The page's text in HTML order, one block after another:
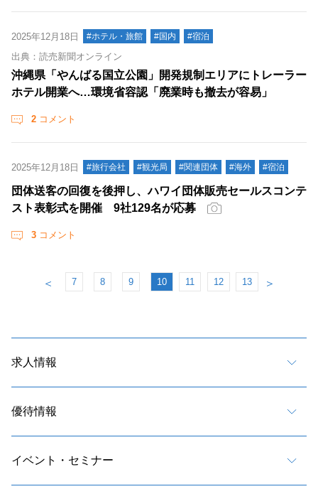
2025年12月18日 #ホテル・旅館 #国内 #宿泊
出典：読売新聞オンライン
沖縄県「やんばる国立公園」開発規制エリアにトレーラー
ホテル開業へ…環境省容認「廃業時も撤去が容易」
2 コメント
2025年12月18日 #旅行会社 #観光局 #関連団体 #海外 #宿泊
団体送客の回復を後押し、ハワイ団体販売セールスコンテ
スト表彰式を開催 9社129名が応募
3 コメント
＜ 7 8 9 10 11 12 13 ＞
求人情報
優待情報
イベント・セミナー